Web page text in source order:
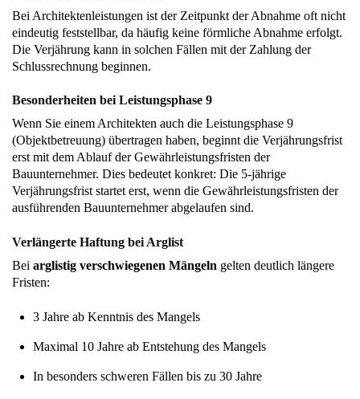
Bei Architektenleistungen ist der Zeitpunkt der Abnahme oft nicht
eindeutig feststellbar, da häufig keine förmliche Abnahme erfolgt.
Die Verjährung kann in solchen Fällen mit der Zahlung der
Schlussrechnung beginnen.
Besonderheiten bei Leistungsphase 9
Wenn Sie einem Architekten auch die Leistungsphase 9
(Objektbetreuung) übertragen haben, beginnt die Verjährungsfrist
erst mit dem Ablauf der Gewährleistungsfristen der
Bauunternehmer. Dies bedeutet konkret: Die 5-jährige
Verjährungsfrist startet erst, wenn die Gewährleistungsfristen der
ausführenden Bauunternehmer abgelaufen sind.
Verlängerte Haftung bei Arglist
Bei arglistig verschwiegenen Mängeln gelten deutlich längere
Fristen:
3 Jahre ab Kenntnis des Mangels
Maximal 10 Jahre ab Entstehung des Mangels
In besonders schweren Fällen bis zu 30 Jahre